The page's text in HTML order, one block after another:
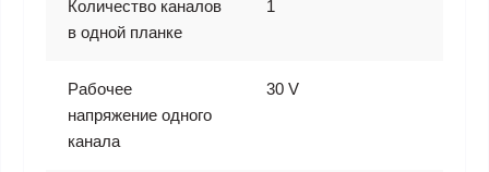
Количество каналов
в одной планке
1
Рабочее
напряжение одного
канала
30 V